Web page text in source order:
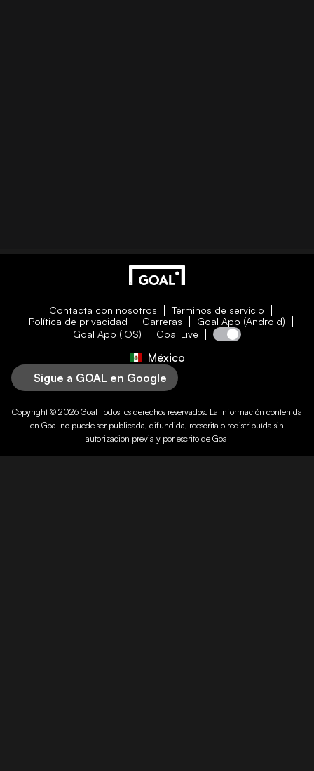
Contacta con nosotros
Términos de servicio
Política de privacidad
Carreras
Goal App (Android)
Goal App (iOS)
Goal Live
México
Sigue a GOAL en Google
Copyright © 2026 Goal Todos los derechos reservados. La información contenida
en Goal no puede ser publicada, difundida, reescrita o redistribuída sin
autorización previa y por escrito de Goal